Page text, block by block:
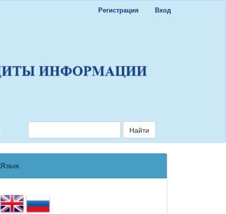
Регистрация Вход
Найти
Язык